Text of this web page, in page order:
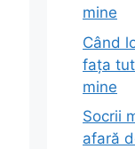
mine
Când
fața
mine
Socrii
afară